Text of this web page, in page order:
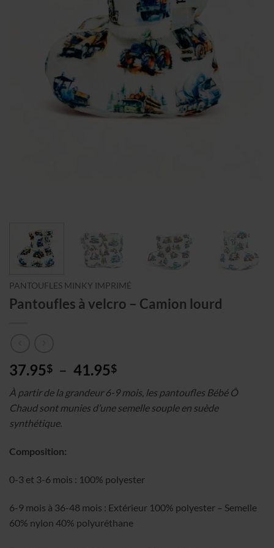
PANTOUFLES MINKY IMPRIMÉ
Pantoufles à velcro – Camion lourd
37.95$ – 41.95$Plage
prix :
37.95$
À partir de la grandeur 6-9 mois, les pantoufles Bébé Ô
Chaud sont munies d’une semelle souple en suède
synthétique.
Composition:
0-3 et 3-6 mois : 100% polyester
6-9 mois à 36-48 mois : Extérieur 100% polyester – Semelle
60% nylon 40% polyuréthane